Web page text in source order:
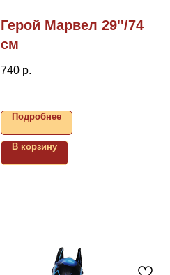
Герой Марвел 29''/74
см
740 р.
Подробнее
В корзину